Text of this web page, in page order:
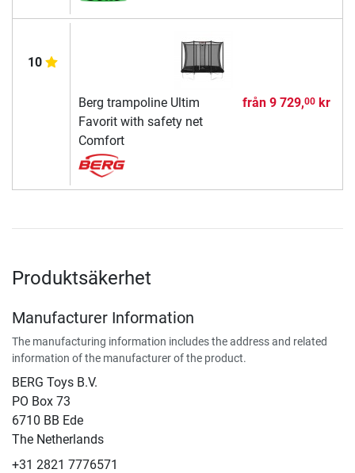
10
Berg trampoline Ultim
Favorit with safety net
Comfort
från 9 729,00kr
Produktsäkerhet
Manufacturer Information
The manufacturing information includes the address and related
information of the manufacturer of the product.
BERG Toys B.V.
​PO Box 73
6710 BB Ede
The Netherlands
+31 2821 7776571